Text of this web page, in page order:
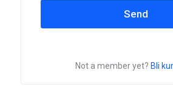
Send
Not a member yet? Bli